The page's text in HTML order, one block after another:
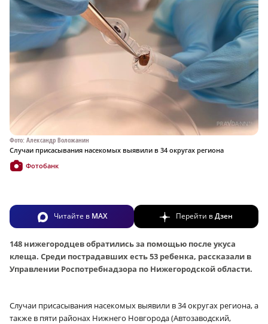
Фото: Александр Воложанин
Случаи присасывания насекомых выявили в 34 округах региона
Фотобанк
Читайте в MAX Перейти вДзен
148 нижегородцев обратились за помощью после укуса
клеща. Среди пострадавших есть 53 ребенка, рассказали в
Управлении Роспотребнадзора по Нижегородской области.
Случаи присасывания насекомых выявили в 34 округах региона, а
также в пяти районах Нижнего Новгорода (Автозаводский,